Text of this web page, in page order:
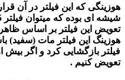
هوزینگی که این فیلتر در آن
تعویض این فیلتر بر اساس
هوزینگ این فیلتر مات (سفید)
فیلتر بازگشایی کرد و اگر بیش
تعویض کنیم .